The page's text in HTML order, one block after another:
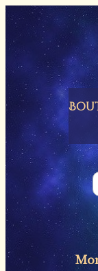
Panneau de gestion